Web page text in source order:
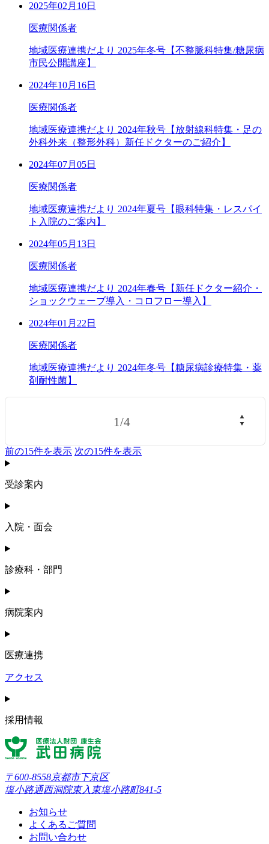
2025年02月10日
医療関係者
地域医療連携だより 2025年冬号【不整脈科特集/糖尿病
市民公開講座】
2024年10月16日
医療関係者
地域医療連携だより 2024年秋号【放射線科特集・足の
外科外来（整形外科）新任ドクターのご紹介】
2024年07月05日
医療関係者
地域医療連携だより 2024年夏号【眼科特集・レスパイ
ト入院のご案内】
2024年05月13日
医療関係者
地域医療連携だより 2024年春号【新任ドクター紹介・
ショックウェーブ導入・コロフロー導入】
2024年01月22日
医療関係者
地域医療連携だより 2024年冬号【糖尿病診療特集・薬
剤耐性菌】
1/4
前の15件を表示 次の15件を表示
受診案内
入院・面会
診療科・部門
病院案内
医療連携
アクセス
採用情報
〒600-8558京都市下京区
塩小路通西洞院東入東塩小路町841-5
お知らせ
よくあるご質問
お問い合わせ